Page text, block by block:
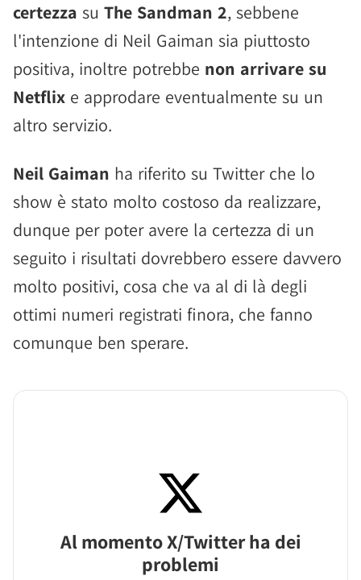
certezza su The Sandman 2, sebbene
l'intenzione di Neil Gaiman sia piuttosto
positiva, inoltre potrebbe non arrivare su
Netflix e approdare eventualmente su un
altro servizio.
Neil Gaiman ha riferito su Twitter che lo
show è stato molto costoso da realizzare,
dunque per poter avere la certezza di un
seguito i risultati dovrebbero essere davvero
molto positivi, cosa che va al di là degli
ottimi numeri registrati finora, che fanno
comunque ben sperare.
Al momento X/Twitter ha dei
problemi